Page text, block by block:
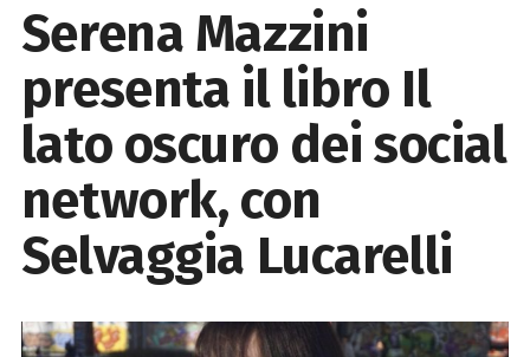
Serena Mazzini
presenta il libro Il
lato oscuro dei social
network, con
Selvaggia Lucarelli